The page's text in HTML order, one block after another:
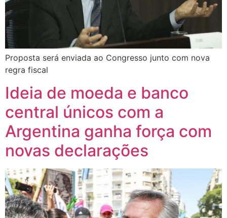
Proposta será enviada ao Congresso junto com nova
regra fiscal
Ideia de moeda e banco
central únicos com a
Argentina ganha força com
novas declarações